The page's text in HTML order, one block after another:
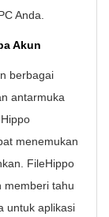
Anda.
Akun
berbagai
antarmuka
menemukan
FileHippo
memberi tahu
untuk aplikasi